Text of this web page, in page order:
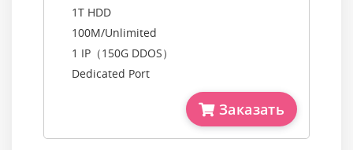
1T HDD
100M/Unlimited
1 IP（150G DDOS）
Dedicated Port
Заказать